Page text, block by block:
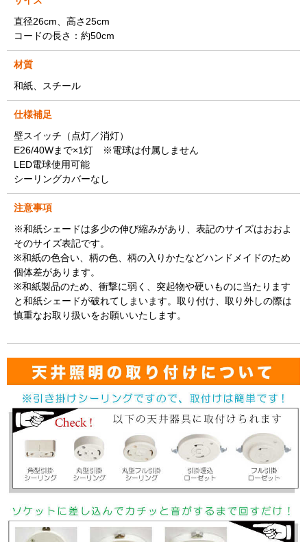
直径26cm、高さ25cm
コードの長さ：約50cm
材質
和紙、スチール
仕様補足
壁スイッチ（点灯／消灯）
E26/40Wまで×1灯 ※電球は付属しません
LED電球使用可能
シーリングカバーなし
注意事項
※和紙シェードは多少の伸び縮みがあり、表記のサイズはおおよ
そのサイズ表記です。
※和紙の色合い、柄の色、柄の入りかたなどハンドメイドのため
個体差があります。
※和紙製品のため、衝撃に弱く、突起物や硬いものに当たります
と和紙シェードが破れてしまいます。取り付け、取り外しの際は
慎重なお取り扱いをお願いいたします。